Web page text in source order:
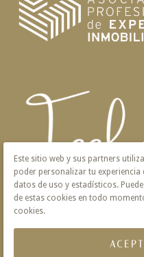
Este sitio web y sus partners
poder personalizar tu
datos de uso y estadísticos.
de estas cookies en todo
cookies.